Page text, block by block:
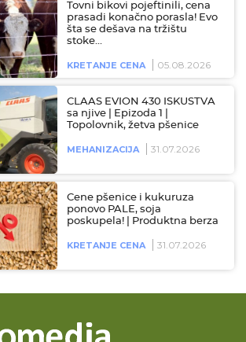
Tovni bikovi pojeftinili, cena
prasadi konačno porasla! Evo
šta se dešava na tržištu
stoke…
KRETANJE CENA 05.08.2026
CLAAS EVION 430 ISKUSTVA
sa njive | Epizoda 1 |
Topolovnik, žetva pšenice
MEHANIZACIJA 31.07.2026
Cene pšenice i kukuruza
ponovo PALE, soja
poskupela! | Produktna berza
KRETANJE CENA 31.07.2026